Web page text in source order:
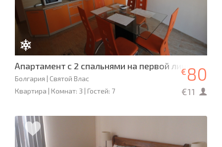
Апартамент с 2 спальнями на первой линии -
Болгария | Святой Влас
Квартира | Комнат: 3 | Гостей: 7
€ 80
€11